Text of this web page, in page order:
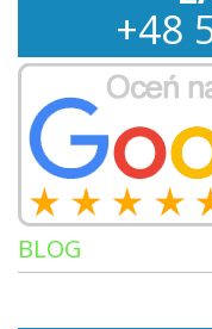
+48
BLOG